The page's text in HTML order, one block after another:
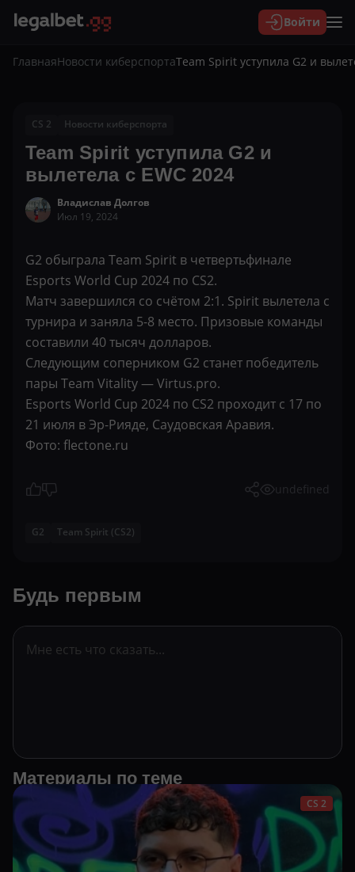
Войти
ГлавнаяНовости киберспортаTeam Spirit уступила G2 и
CS 2 Новости киберспорта
Team Spirit уступила G2 и
вылетела с EWC 2024
Владислав Долгов
Июл 19, 2024
G2 обыграла Team Spirit в четвертьфинале
Esports World Cup 2024 по CS2.
Матч завершился со счётом 2:1. Spirit вылетела с
турнира и заняла 5-8 место. Призовые команды
составили 40 тысяч долларов.
Следующим соперником G2 станет победитель
пары Team Vitality — Virtus.pro.
Esports World Cup 2024 по CS2 проходит с 17 по
21 июля в Эр-Рияде, Саудовская Аравия.
Фото: flectone.ru
undefined
G2 Team Spirit (CS2)
Будь первым
Материалы по теме
CS 2